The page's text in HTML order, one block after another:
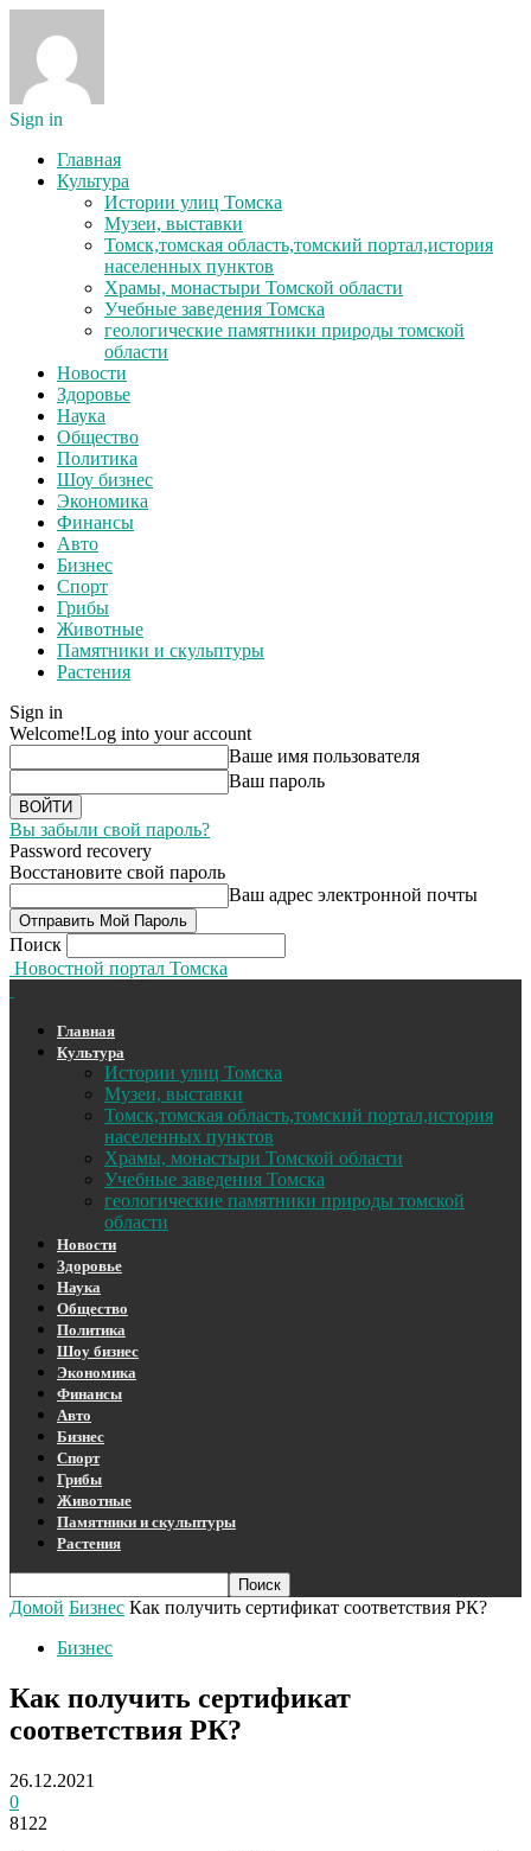
Sign in
Главная
Культура
Истории улиц Томска
Музеи, выставки
Томск,томская область,томский портал,история
населенных пунктов
Храмы, монастыри Томской области
Учебные заведения Томска
геологические памятники природы томской
области
Новости
Здоровье
Наука
Общество
Политика
Шоу бизнес
Экономика
Финансы
Авто
Бизнес
Спорт
Грибы
Животные
Памятники и скульптуры
Растения
Sign in
Welcome!Log into your account
Ваше имя пользователя
Ваш пароль
Вы забыли свой пароль?
Password recovery
Восстановите свой пароль
Ваш адрес электронной почты
Поиск
Новостной портал Томска
Главная
Культура
Истории улиц Томска
Музеи, выставки
Томск,томская область,томский портал,история
населенных пунктов
Храмы, монастыри Томской области
Учебные заведения Томска
геологические памятники природы томской
области
Новости
Здоровье
Наука
Общество
Политика
Шоу бизнес
Экономика
Финансы
Авто
Бизнес
Спорт
Грибы
Животные
Памятники и скульптуры
Растения
Домой Бизнес Как получить сертификат соответствия РК?
Бизнес
Как получить сертификат
соответствия РК?
26.12.2021
0
8122